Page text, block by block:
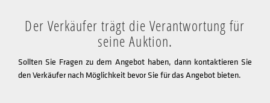
Der Verkäufer trägt die Verantwortung für
seine Auktion.
Sollten Sie Fragen zu dem Angebot haben, dann kontaktieren Sie
den Verkäufer nach Möglichkeit bevor Sie für das Angebot bieten.